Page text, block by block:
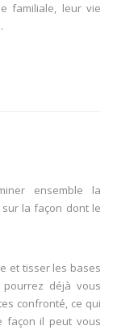
familiale, leur vie
ensemble la
la façon dont le
et tisser les bases
pourrez déjà vous
confronté, ce qui
façon il peut vous